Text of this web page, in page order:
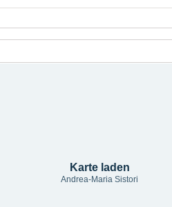
Karte laden
Andrea-Maria Sistori